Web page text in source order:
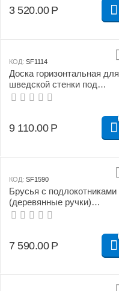
3 520.00 Р
КОД: SF1114
Доска горизонтальная для
шведской стенки под
штангу
9 110.00 Р
КОД: SF1590
Брусья с подлокотниками
(деревянные ручки)
разборные
7 590.00 Р